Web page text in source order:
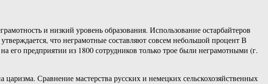
и низкий уровень образования. Использование остарбайтеров
что неграмотные составляют совсем небольшой процент В
предприятии из 1800 сотрудников только трое были неграмотными (г.
Сравнение мастерства русских и немецких сельскохозяйственных